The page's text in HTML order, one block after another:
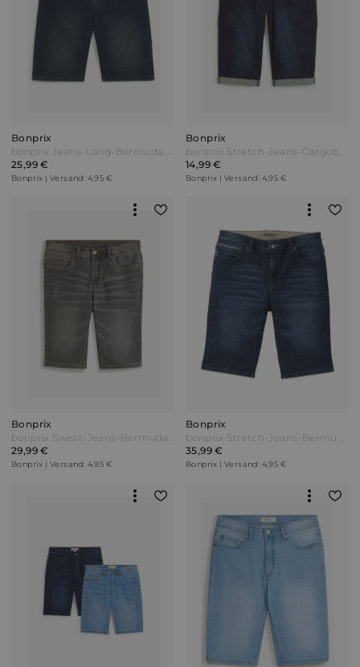
Bonprix
bonprix Jeans-Long-Bermuda mit Dehnbund Relaxed Fit Blau
25,99 €
Bonprix | Versand: 4,95 €
Bonprix
bonprix Stretch-Jeans-Cargobermuda Regular Fit Blau
14,99 €
Bonprix | Versand: 4,95 €
Bonprix
bonprix Sweat-Jeans-Bermuda m. Komfortschnitt Regular Fit Grau
29,99 €
Bonprix | Versand: 4,95 €
Bonprix
bonprix Stretch-Jeans-Bermuda Slim Fit Blau
35,99 €
Bonprix | Versand: 4,95 €